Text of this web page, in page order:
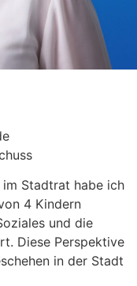
Stadtrat habe ich
4 Kindern
und die
Diese Perspektive
in der Stadt